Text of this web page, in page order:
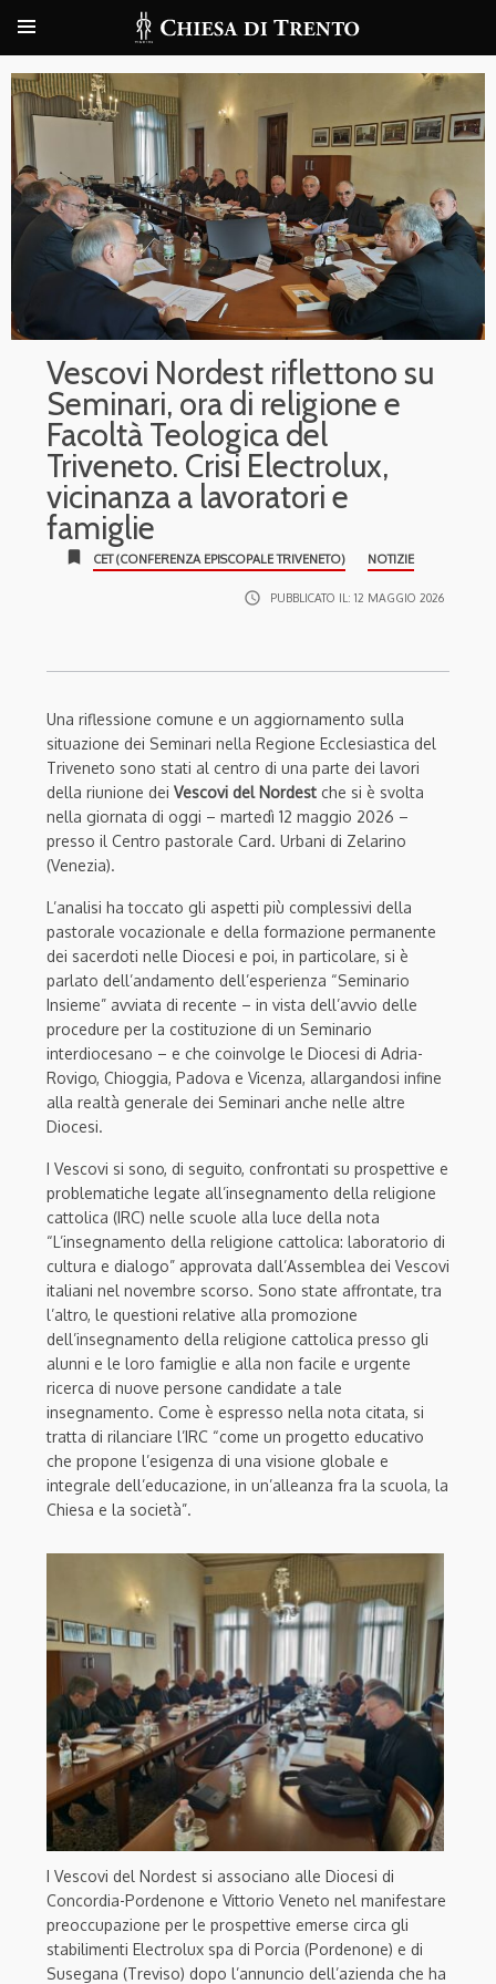
Vescovi Nordest riflettono su
Seminari, ora di religione e
Facoltà Teologica del
Triveneto. Crisi Electrolux,
vicinanza a lavoratori e
famiglie
bookmark CET (CONFERENZA EPISCOPALE TRIVENETO) NOTIZIE
access_time PUBBLICATO IL: 12 MAGGIO 2026
Una riflessione comune e un aggiornamento sulla
situazione dei Seminari nella Regione Ecclesiastica del
Triveneto sono stati al centro di una parte dei lavori
della riunione dei Vescovi del Nordest che si è svolta
nella giornata di oggi – martedì 12 maggio 2026 –
presso il Centro pastorale Card. Urbani di Zelarino
(Venezia).
L’analisi ha toccato gli aspetti più complessivi della
pastorale vocazionale e della formazione permanente
dei sacerdoti nelle Diocesi e poi, in particolare, si è
parlato dell’andamento dell’esperienza “Seminario
Insieme” avviata di recente – in vista dell’avvio delle
procedure per la costituzione di un Seminario
interdiocesano – e che coinvolge le Diocesi di Adria-
Rovigo, Chioggia, Padova e Vicenza, allargandosi infine
alla realtà generale dei Seminari anche nelle altre
Diocesi.
I Vescovi si sono, di seguito, confrontati su prospettive e
problematiche legate all’insegnamento della religione
cattolica (IRC) nelle scuole alla luce della nota
“L’insegnamento della religione cattolica: laboratorio di
cultura e dialogo” approvata dall’Assemblea dei Vescovi
italiani nel novembre scorso. Sono state affrontate, tra
l’altro, le questioni relative alla promozione
dell’insegnamento della religione cattolica presso gli
alunni e le loro famiglie e alla non facile e urgente
ricerca di nuove persone candidate a tale
insegnamento. Come è espresso nella nota citata, si
tratta di rilanciare l’IRC “come un progetto educativo
che propone l’esigenza di una visione globale e
integrale dell’educazione, in un’alleanza fra la scuola, la
Chiesa e la società”.
I Vescovi del Nordest si associano alle Diocesi di
Concordia-Pordenone e Vittorio Veneto nel manifestare
preoccupazione per le prospettive emerse circa gli
stabilimenti Electrolux spa di Porcia (Pordenone) e di
Susegana (Treviso) dopo l’annuncio dell’azienda che ha